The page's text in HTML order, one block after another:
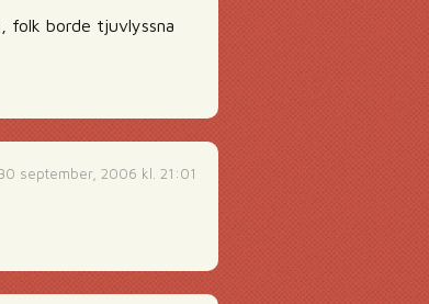
folk borde tjuvlyssna
30 september, 2006 kl. 21:01